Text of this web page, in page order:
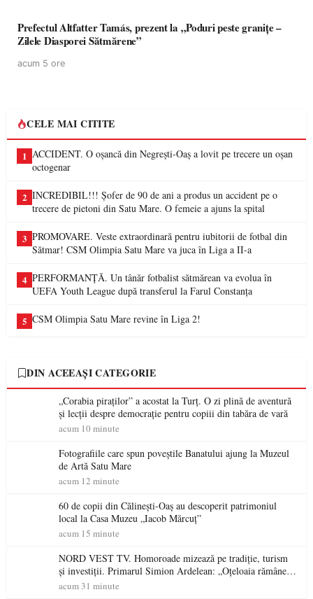
Prefectul Altfatter Tamás, prezent la „Poduri peste granițe –
Zilele Diasporei Sătmărene”
acum 5 ore
CELE MAI CITITE
1 ACCIDENT. O oșancă din Negrești-Oaș a lovit pe trecere un oșan
octogenar
2 INCREDIBIL!!! Șofer de 90 de ani a produs un accident pe o
trecere de pietoni din Satu Mare. O femeie a ajuns la spital
3 PROMOVARE. Veste extraordinară pentru iubitorii de fotbal din
Sătmar! CSM Olimpia Satu Mare va juca în Liga a II-a
4 PERFORMANȚĂ. Un tânăr fotbalist sătmărean va evolua în
UEFA Youth League după transferul la Farul Constanța
5 CSM Olimpia Satu Mare revine în Liga 2!
DIN ACEEAȘI CATEGORIE
„Corabia piraților” a acostat la Turț. O zi plină de aventură
și lecții despre democrație pentru copiii din tabăra de vară
acum 10 minute
Fotografiile care spun poveștile Banatului ajung la Muzeul
de Artă Satu Mare
acum 12 minute
60 de copii din Călinești-Oaș au descoperit patrimoniul
local la Casa Muzeu „Iacob Mărcuț”
acum 15 minute
NORD VEST TV. Homoroade mizează pe tradiție, turism
și investiții. Primarul Simion Ardelean: „Oțeloaia rămâne
un brand al Codrului”
acum 31 minute